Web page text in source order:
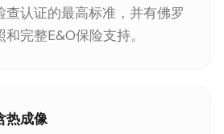
查认证的最高标准，并有佛罗
完整E&O保险支持。
热成像